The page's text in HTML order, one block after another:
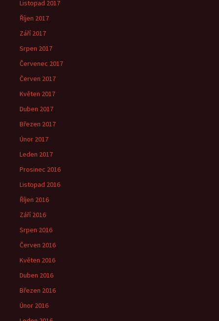
Listopad 2017
Říjen 2017
Září 2017
Srpen 2017
Červenec 2017
Červen 2017
Květen 2017
Duben 2017
Březen 2017
Únor 2017
Leden 2017
Prosinec 2016
Listopad 2016
Říjen 2016
Září 2016
Srpen 2016
Červen 2016
Květen 2016
Duben 2016
Březen 2016
Únor 2016